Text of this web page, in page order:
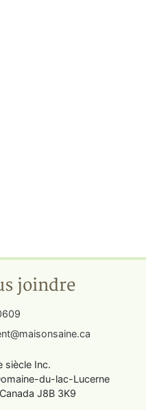
joindre
siècle Inc.
du-lac-Lucerne
J8B 3K9